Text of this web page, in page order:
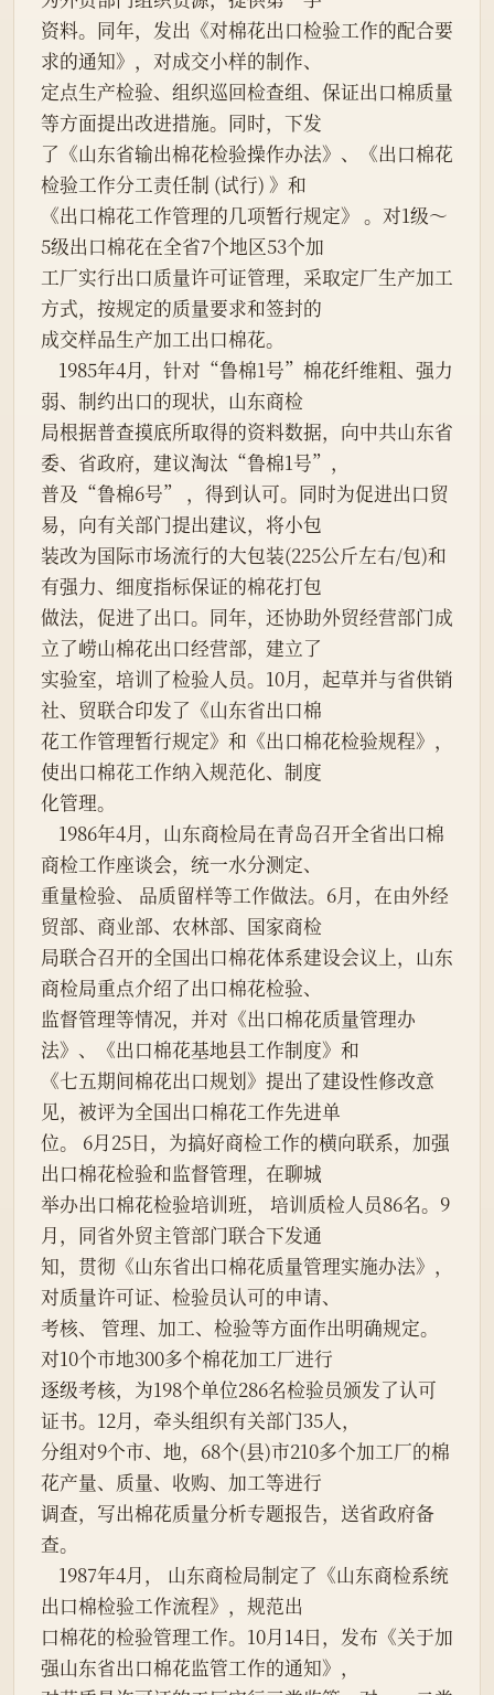
资料。同年，发出《对棉花出口检验工作的配合要
求的通知》，对成交小样的制作、
定点生产检验、组织巡回检查组、保证出口棉质量
等方面提出改进措施。同时，下发
了《山东省输出棉花检验操作办法》、《出口棉花
检验工作分工责任制 (试行) 》和
《出口棉花工作管理的几项暂行规定》 。对1级～
5级出口棉花在全省7个地区53个加
工厂实行出口质量许可证管理，采取定厂生产加工
方式，按规定的质量要求和签封的
成交样品生产加工出口棉花。
弱、制约出口的现状，山东商检
局根据普查摸底所取得的资料数据，向中共山东省
委、省政府，建议淘汰“鲁棉1号”，
普及“鲁棉6号” ，得到认可。同时为促进出口贸
易，向有关部门提出建议，将小包
装改为国际市场流行的大包装(225公斤左右/包)和
有强力、细度指标保证的棉花打包
做法，促进了出口。同年，还协助外贸经营部门成
立了崂山棉花出口经营部，建立了
实验室，培训了检验人员。10月，起草并与省供销
社、贸联合印发了《山东省出口棉
花工作管理暂行规定》和《出口棉花检验规程》，
使出口棉花工作纳入规范化、制度
化管理。
商检工作座谈会，统一水分测定、
重量检验、 品质留样等工作做法。6月，在由外经
贸部、商业部、农林部、国家商检
局联合召开的全国出口棉花体系建设会议上，山东
商检局重点介绍了出口棉花检验、
监督管理等情况，并对《出口棉花质量管理办
法》、《出口棉花基地县工作制度》和
《七五期间棉花出口规划》提出了建设性修改意
见，被评为全国出口棉花工作先进单
位。 6月25日，为搞好商检工作的横向联系，加强
出口棉花检验和监督管理，在聊城
举办出口棉花检验培训班， 培训质检人员86名。9
月，同省外贸主管部门联合下发通
知，贯彻《山东省出口棉花质量管理实施办法》，
对质量许可证、检验员认可的申请、
考核、 管理、加工、检验等方面作出明确规定。
对10个市地300多个棉花加工厂进行
逐级考核，为198个单位286名检验员颁发了认可
证书。12月，牵头组织有关部门35人，
分组对9个市、地，68个(县)市210多个加工厂的棉
花产量、质量、收购、加工等进行
调查，写出棉花质量分析专题报告，送省政府备
查。
出口棉检验工作流程》，规范出
口棉花的检验管理工作。10月14日，发布《关于加
强山东省出口棉花监管工作的通知》，